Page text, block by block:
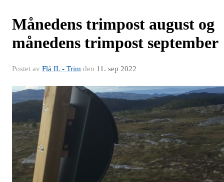
Månedens trimpost august og
månedens trimpost september
Postet av Flå IL - Trim den 11. sep 2022